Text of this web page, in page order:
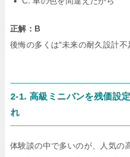
正解：B
後悔の多くは“未来の耐久設計不
2-1. 高級ミニバンを残価設
れ
体験談の中で多いのが、人気の